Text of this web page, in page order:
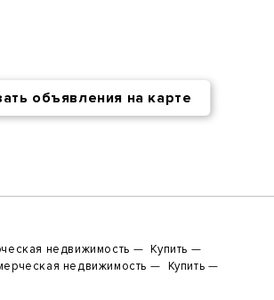
объявления на карте
недвижимость
Купить
недвижимость
Купить